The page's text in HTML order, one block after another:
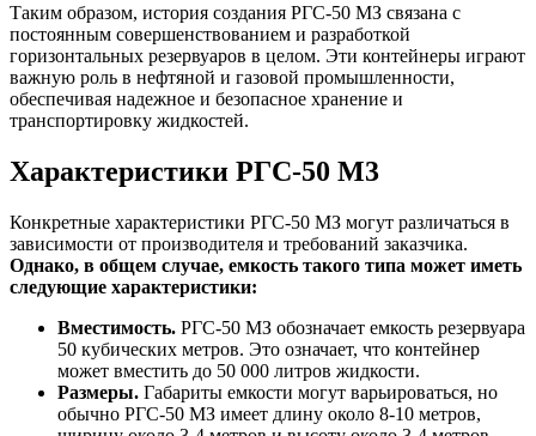
Таким образом, история создания РГС-50 МЗ связана с
постоянным совершенствованием и разработкой
горизонтальных резервуаров в целом. Эти контейнеры играют
важную роль в нефтяной и газовой промышленности,
обеспечивая надежное и безопасное хранение и
транспортировку жидкостей.
Характеристики РГС-50 М3
Конкретные характеристики РГС-50 МЗ могут различаться в
зависимости от производителя и требований заказчика.
Однако, в общем случае, емкость такого типа может иметь
следующие характеристики:
Вместимость. РГС-50 МЗ обозначает емкость резервуара
50 кубических метров. Это означает, что контейнер
может вместить до 50 000 литров жидкости.
Размеры. Габариты емкости могут варьироваться, но
обычно РГС-50 МЗ имеет длину около 8-10 метров,